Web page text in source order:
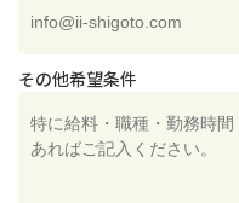
その他希望条件